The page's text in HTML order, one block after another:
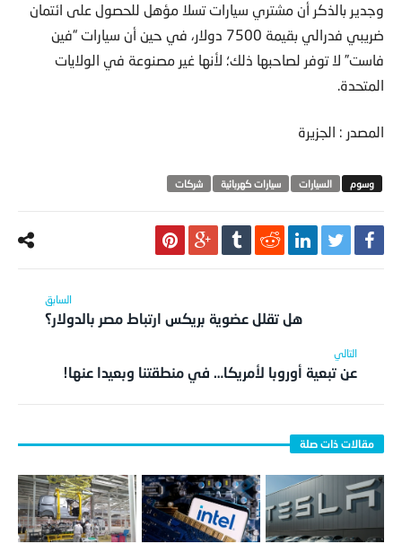
وجدير بالذكر أن مشتري سيارات تسلا مؤهل للحصول على ائتمان
ضريبي فدرالي بقيمة 7500 دولار، في حين أن سيارات “فين
فاست” لا توفر لصاحبها ذلك؛ لأنها غير مصنوعة في الولايات
المتحدة.
المصدر : الجزيرة
السيارات سيارات كهربائية شركات
هل تقلل عضوية بريكس ارتباط مصر بالدولار؟
عن تبعية أوروبا لأمريكا… في منطقتنا وبعيدا عنها!